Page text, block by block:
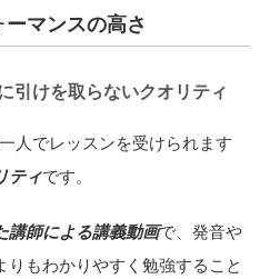
マンスの高さ
引けを取らないクオリティ
人でレッスンを受けられます
ティです。
講師による講義動画で、発音や
もわかりやすく勉強すること